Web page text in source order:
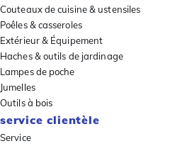
Couteaux de cuisine & ustensiles
Poêles & casseroles
Extérieur & Équipement
Haches & outils de jardinage
Lampes de poche
Jumelles
Outils à bois
service clientèle
Service